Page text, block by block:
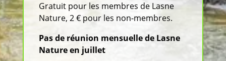
Gratuit pour les membres de Lasne
Nature, 2 € pour les non-membres.
Pas de réunion mensuelle de Lasne
Nature en juillet